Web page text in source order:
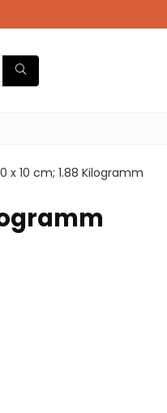
x 10 cm; 1.88 Kilogramm